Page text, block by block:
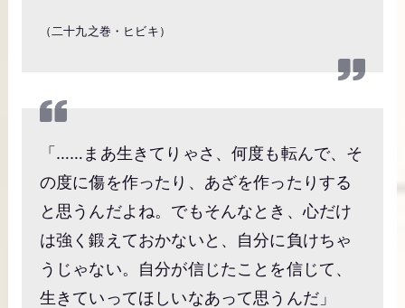
（二十九之巻・ヒビキ）
「……まあ生きてりゃさ、何度も転んで、そ
の度に傷を作ったり、あざを作ったりする
と思うんだよね。でもそんなとき、心だけ
は強く鍛えておかないと、自分に負けちゃ
うじゃない。自分が信じたことを信じて、
生きていってほしいなあって思うんだ」